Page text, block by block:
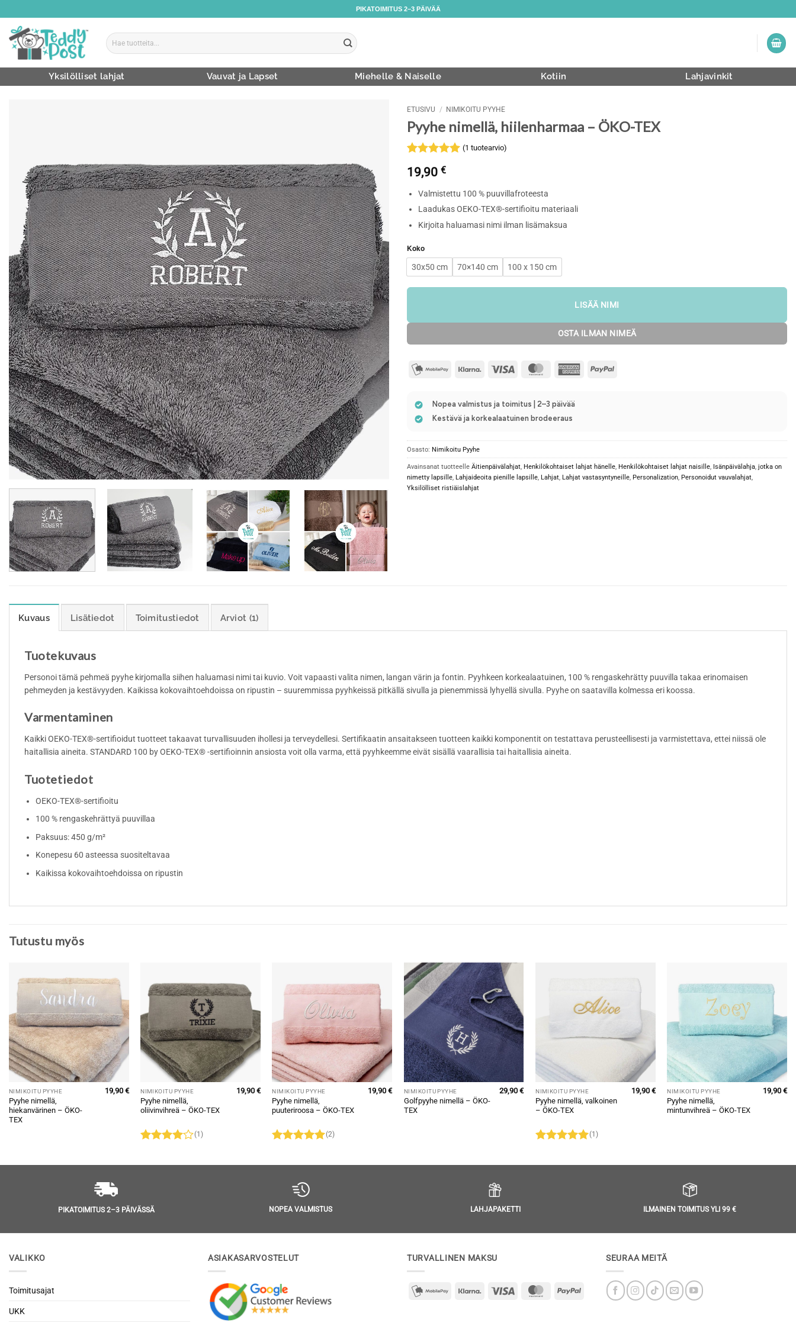
to
content
PIKATOIMITUS 2–3 PÄIVÄÄ
Etsi:
Yksilölliset lahjat Vauvat ja Lapset Miehelle & Naiselle Kotiin Lahjavinkit
ETUSIVU / NIMIKOITU PYYHE
Pyyhe nimellä, hiilenharmaa – ÖKO-TEX
5:stä
asiakkaan
arvotukseen.
(1 tuotearvio)
19,90 €
Valmistettu 100 % puuvillafroteesta
Laadukas OEKO-TEX®-sertifioitu materiaali
Kirjoita haluamasi nimi ilman lisämaksua
Koko
30x50 cm 70×140 cm 100 x 150 cm
LISÄÄ NIMI
OSTA ILMAN NIMEÄ
mobilepay2Klarna Visa MasterCardAmericanPayPal
Nopea valmistus ja toimitus | 2–3 päivää
Kestävä ja korkealaatuinen brodeeraus
Osasto: Nimikoitu Pyyhe
Avainsanat tuotteelle Äitienpäivälahjat, Henkilökohtaiset lahjat hänelle, Henkilökohtaiset lahjat naisille, Isänpäivälahja, jotka on
nimetty lapsille, Lahjaideoita pienille lapsille, Lahjat, Lahjat vastasyntyneille, Personalization, Personoidut vauvalahjat,
Yksilölliset ristiäislahjat
Kuvaus Lisätiedot Toimitustiedot Arviot (1)
Tuotekuvaus
Personoi tämä pehmeä pyyhe kirjomalla siihen haluamasi nimi tai kuvio. Voit vapaasti valita nimen, langan värin ja fontin. Pyyhkeen korkealaatuinen, 100 % rengaskehrätty puuvilla takaa erinomaisen
pehmeyden ja kestävyyden. Kaikissa kokovaihtoehdoissa on ripustin – suuremmissa pyyhkeissä pitkällä sivulla ja pienemmissä lyhyellä sivulla. Pyyhe on saatavilla kolmessa eri koossa.
Varmentaminen
Kaikki OEKO-TEX®-sertifioidut tuotteet takaavat turvallisuuden ihollesi ja terveydellesi. Sertifikaatin ansaitakseen tuotteen kaikki komponentit on testattava perusteellisesti ja varmistettava, ettei niissä ole
haitallisia aineita. STANDARD 100 by OEKO-TEX® -sertifioinnin ansiosta voit olla varma, että pyyhkeemme eivät sisällä vaarallisia tai haitallisia aineita.
Tuotetiedot
OEKO-TEX®-sertifioitu
100 % rengaskehrättyä puuvillaa
Paksuus: 450 g/m²
Konepesu 60 asteessa suositeltavaa
Kaikissa kokovaihtoehdoissa on ripustin
Tutustu myös
NIMIKOITU PYYHE
Pyyhe nimellä,
hiekanvärinen – ÖKO-
TEX
19,90 € NIMIKOITU PYYHE
Pyyhe nimellä,
oliivinvihreä – ÖKO-TEX
(1)
19,90 € NIMIKOITU PYYHE
Pyyhe nimellä,
puuteriroosa – ÖKO-TEX
(2)
19,90€ NIMIKOITU PYYHE
Golfpyyhe nimellä – ÖKO-
TEX
29,90€ NIMIKOITU PYYHE
Pyyhe nimellä, valkoinen
– ÖKO-TEX
(1)
19,90 € NIMIKOITU PYYHE
Pyyhe nimellä,
mintunvihreä – ÖKO-TEX
19,90€
PIKATOIMITUS 2–3 PÄIVÄSSÄ NOPEA VALMISTUS LAHJAPAKETTI ILMAINEN TOIMITUS YLI 99 €
VALIKKO
Toimitusajat
UKK
ASIAKASARVOSTELUT TURVALLINEN MAKSU
mobilepay2Klarna Visa MasterCardPayPal
SEURAA MEITÄ